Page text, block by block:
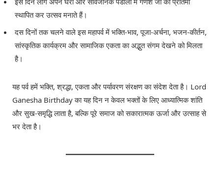
स्थापित कर उत्सव मनाते हैं।
दस दिनों तक चलने वाले इस महापर्व में भक्ति-भाव, पूजा-अर्चना, भजन-कीर्तन,
सांस्कृतिक कार्यक्रम और सामाजिक एकता का अद्भुत संगम देखने को मिलता
है।
यह पर्व हमें भक्ति, श्रद्धा, एकता और पर्यावरण संरक्षण का संदेश देता है। Lord
Ganesha Birthday का यह दिन न केवल भक्तों के लिए आध्यात्मिक शांति
और सुख-समृद्धि लाता है, बल्कि पूरे समाज को सकारात्मक ऊर्जा और उत्साह से
भर देता है।